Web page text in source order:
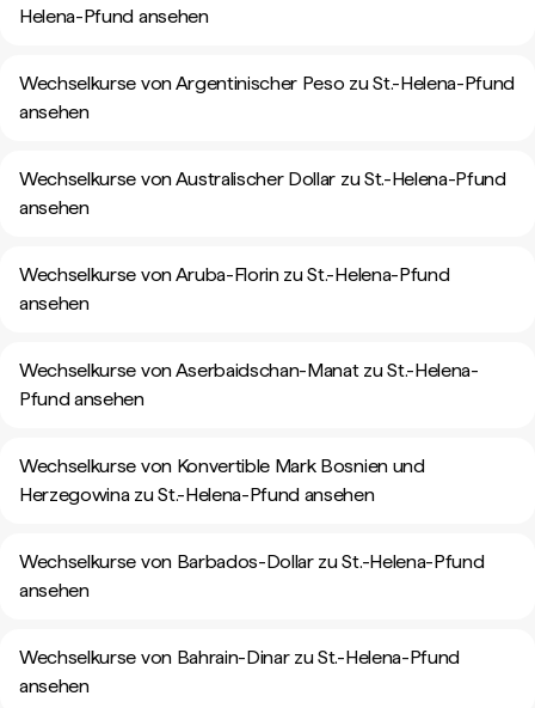
Helena-Pfund ansehen
Wechselkurse von Argentinischer Peso zu St.-Helena-Pfund
ansehen
Wechselkurse von Australischer Dollar zu St.-Helena-Pfund
ansehen
Wechselkurse von Aruba-Florin zu St.-Helena-Pfund
ansehen
Wechselkurse von Aserbaidschan-Manat zu St.-Helena-
Pfund ansehen
Wechselkurse von Konvertible Mark Bosnien und
Herzegowina zu St.-Helena-Pfund ansehen
Wechselkurse von Barbados-Dollar zu St.-Helena-Pfund
ansehen
Wechselkurse von Bahrain-Dinar zu St.-Helena-Pfund
ansehen